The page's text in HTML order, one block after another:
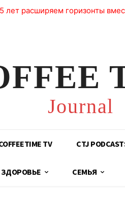
5 лет расширяем горизонты
Journal
TV CTJ
ЗДОРОВЬЕ СЕМЬЯ